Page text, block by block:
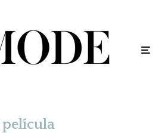
película